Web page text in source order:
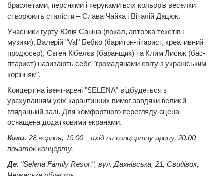
браслетами, перснями і перуками всіх кольорів веселки
створюють стилісти – Слава Чайка і Віталій Дацюк.
Учасники гурту Юлія Саніна (вокал, авторка текстів і
музики), Валерій "Val" Бебко (​баритон-гітарист, креативний
продюсер), Євген Кібелєв (баранщик) та Клим Лисюк (бас-
гітарист) називають себе "громадянами світу з українським
корінням".
Концерт на івент-арені "SELENA" відбудеться з
урахуванням усіх карантинних вимог завдяки великій
глядацькій залі. Для комфортного перегляду сцена
оснащена додатковими екранами.
Коли: 28 червня, 19:00 – вхід на концертну арену, 20:00 –
початок концерту.
Де: "Selena Family Resort", вул. Дахнівська, 21, Свидівок,